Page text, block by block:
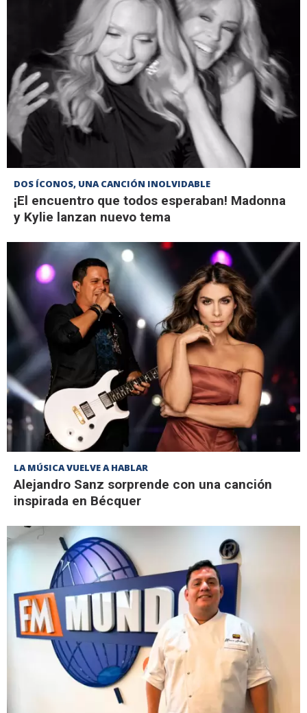
DOS ÍCONOS, UNA CANCIÓN INOLVIDABLE
¡El encuentro que todos esperaban! Madonna
y Kylie lanzan nuevo tema
LA MÚSICA VUELVE A HABLAR
Alejandro Sanz sorprende con una canción
inspirada en Bécquer